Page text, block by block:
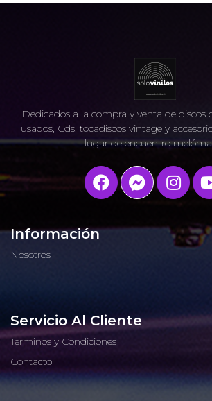
Dedicados a la compra y venta de discos
usados, Cds, tocadiscos vintage y
lugar de encuentro
Información
Nosotros
Servicio Al Cliente
Terminos y Condiciones
Contacto